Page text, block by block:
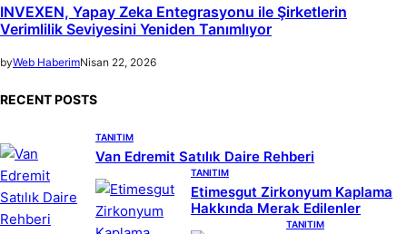
INVEXEN, Yapay Zeka Entegrasyonu ile Şirketlerin
Verimlilik Seviyesini Yeniden Tanımlıyor
byWeb HaberimNisan 22, 2026
RECENT POSTS
TANITIM
Van Edremit Satılık Daire Rehberi
TANITIM
Etimesgut Zirkonyum Kaplama
Hakkında Merak Edilenler
TANITIM